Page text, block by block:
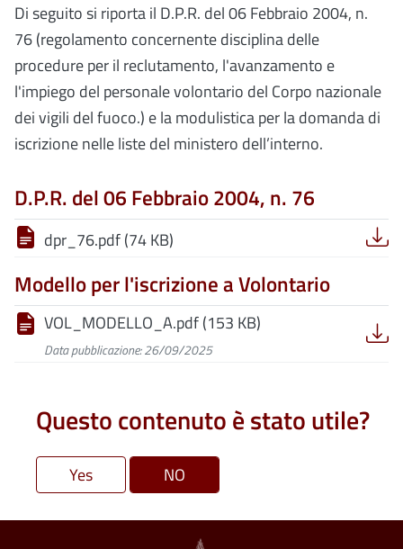
Di seguito si riporta il D.P.R. del 06 Febbraio 2004, n.
76(regolamento concernente disciplina delle
procedure per il reclutamento, l'avanzamento e
l'impiego del personale volontario del Corpo nazionale
dei vigili del fuoco.) e la modulistica per la domanda di
iscrizione nelle liste del ministero dell’interno.
D.P.R. del 06 Febbraio 2004, n. 76
dpr_76.pdf (74 KB)
Modello per l'iscrizione a Volontario
VOL_MODELLO_A.pdf (153 KB)
Data pubblicazione: 26/09/2025
Questo contenuto è stato utile?